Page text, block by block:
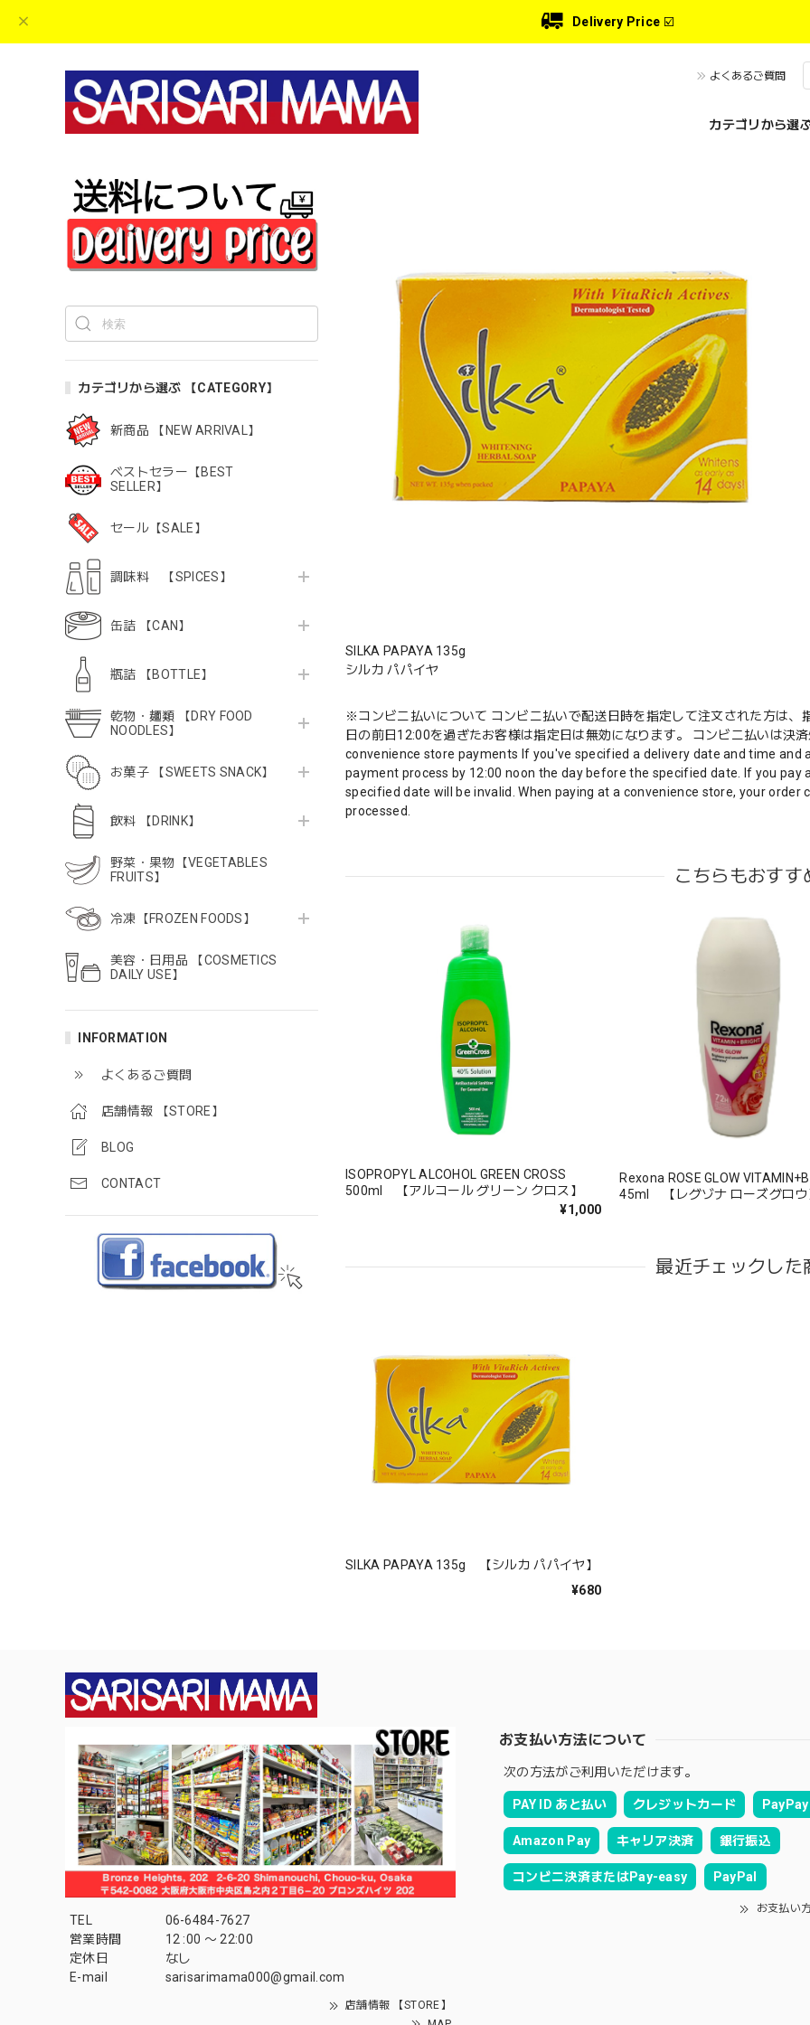
Delivery Price ☑️
よくあるご質問
カテゴリから選
カテゴリから選ぶ 【CATEGORY】
新商品 【NEW ARRIVAL】
ベストセラー【BEST
SELLER】
セール【SALE】
調味料 【SPICES】
缶詰 【CAN】
瓶詰 【BOTTLE】
乾物・麺類 【DRY FOOD
NOODLES】
お菓子 【SWEETS SNACK】
飲料 【DRINK】
野菜・果物【VEGETABLES
FRUITS】
冷凍【FROZEN FOODS】
美容・日用品 【COSMETICS
DAILY USE】
INFORMATION
よくあるご質問
店舗情報 【STORE】
BLOG
CONTACT
SILKA PAPAYA 135g
シルカ パパイヤ
※コンビニ払いについて コンビニ払いで配送日時を指定して注文された方は
日の前日12:00を過ぎたお客様は指定日は無効になります。 コンビニ払いは決
convenience store payments If you've specified a delivery date and time
payment process by 12:00 noon the day before the specified date. If you
specified date will be invalid. When paying at a convenience store, your
processed.
こちらもおすす
ISOPROPYL ALCOHOL GREEN CROSS
500ml 【アルコール グリーン クロス】
¥1,000
Rexona ROSE GLOW
45ml 【レグゾナ ローズグロウ
最近チェックした
SILKA PAPAYA 135g 【シルカ パパイヤ】
¥680
TEL
06-6484-7627
営業時間
12 :00 〜 22:00
定休日
なし
E-mail
sarisarimama000@gmail.com
店舗情報 【STORE】
お支払い方法について
次の方法がご利用いただけます。
PAY ID あと払い クレジットカード PayPay
Amazon Pay キャリア決済 銀行振込
コンビニ決済またはPay-easy PayPal
お支払い